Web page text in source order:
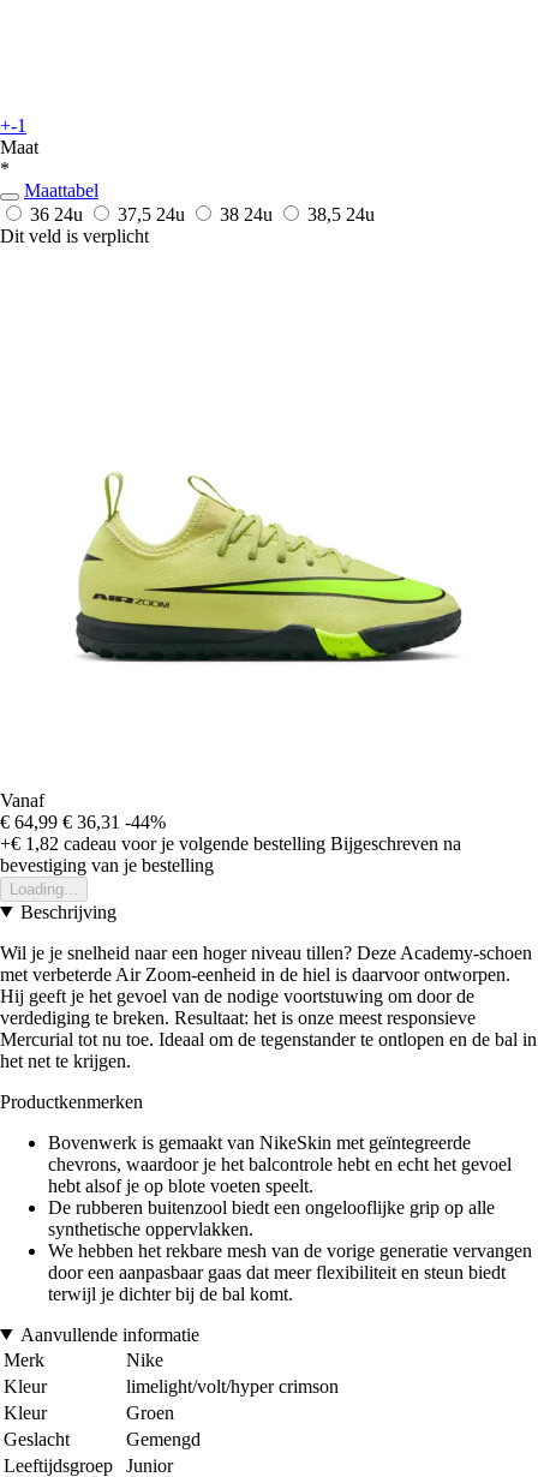
+-1
Maat
*
Maattabel
36 24u 37,5 24u 38 24u 38,5 24u
Dit veld is verplicht
Vanaf
€ 64,99 € 36,31 -44%
+€ 1,82 cadeau voor je volgende bestelling Bijgeschreven na
bevestiging van je bestelling
Loading...
Beschrijving
Wil je je snelheid naar een hoger niveau tillen? Deze Academy-schoen
met verbeterde Air Zoom-eenheid in de hiel is daarvoor ontworpen.
Hij geeft je het gevoel van de nodige voortstuwing om door de
verdediging te breken. Resultaat: het is onze meest responsieve
Mercurial tot nu toe. Ideaal om de tegenstander te ontlopen en de bal in
het net te krijgen.
Productkenmerken
Bovenwerk is gemaakt van NikeSkin met geïntegreerde
chevrons, waardoor je het balcontrole hebt en echt het gevoel
hebt alsof je op blote voeten speelt.
De rubberen buitenzool biedt een ongelooflijke grip op alle
synthetische oppervlakken.
We hebben het rekbare mesh van de vorige generatie vervangen
door een aanpasbaar gaas dat meer flexibiliteit en steun biedt
terwijl je dichter bij de bal komt.
Aanvullende informatie
Merk
Nike
Kleur
limelight/volt/hyper crimson
Kleur
Groen
Geslacht
Gemengd
Leeftijdsgroep
Junior